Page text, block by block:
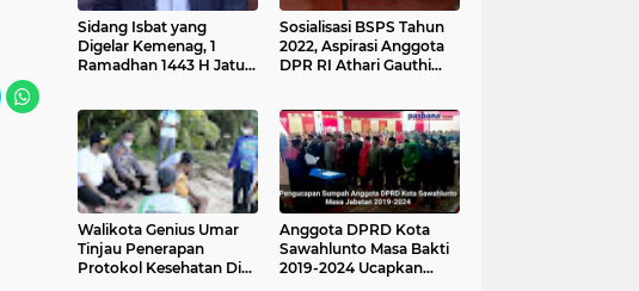
Sidang Isbat yang
Digelar Kemenag, 1
Ramadhan 1443 H Jatuh
Sosialisasi BSPS Tahun
2022, Aspirasi Anggota
DPR RI Athari Gauthi
Walikota Genius Umar
Tinjau Penerapan
Protokol Kesehatan Di
Anggota DPRD Kota
Sawahlunto Masa Bakti
2019-2024 Ucapkan